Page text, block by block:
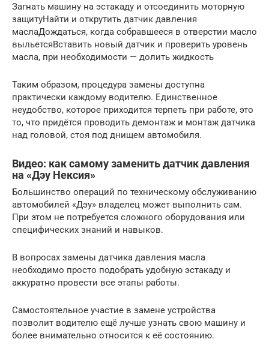
Загнать машину на эстакаду и отсоединить моторную
защитуНайти и открутить датчик давления
маслаДождаться, когда собравшееся в отверстии масло
выльетсяВставить новый датчик и проверить уровень
масла, при необходимости — долить жидкость
Таким образом, процедура замены доступна
практически каждому водителю. Единственное
неудобство, которое приходится терпеть при работе, это
то, что придётся проводить демонтаж и монтаж датчика
над головой, стоя под днищем автомобиля.
Видео: как самому заменить датчик давления
на «Дэу Нексия»
Большинство операций по техническому обслуживанию
автомобилей «Дэу» владелец может выполнить сам.
При этом не потребуется сложного оборудования или
специфических знаний и навыков.
В вопросах замены датчика давления масла
необходимо просто подобрать удобную эстакаду и
аккуратно провести все этапы работы.
Самостоятельное участие в замене устройства
позволит водителю ещё лучше узнать свою машину и
более внимательно относится к её состоянию.